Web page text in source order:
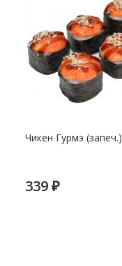
Чикен Гурмэ (запеч.)
339 ₽